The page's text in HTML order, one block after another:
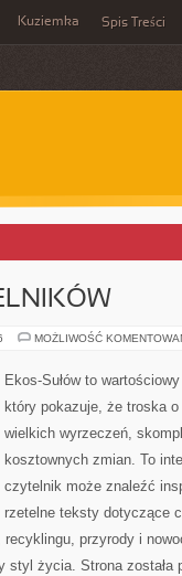
Kuziemka Spis Treści
MOŻLIWOŚĆ
Ekos-Sułów to
który pokazuje, że troska
wielkich wyrzeczeń,
kosztownych zmian. To
czytelnik może znaleźć
rzetelne teksty dotyczące
przyrody i
styl życia. Strona została